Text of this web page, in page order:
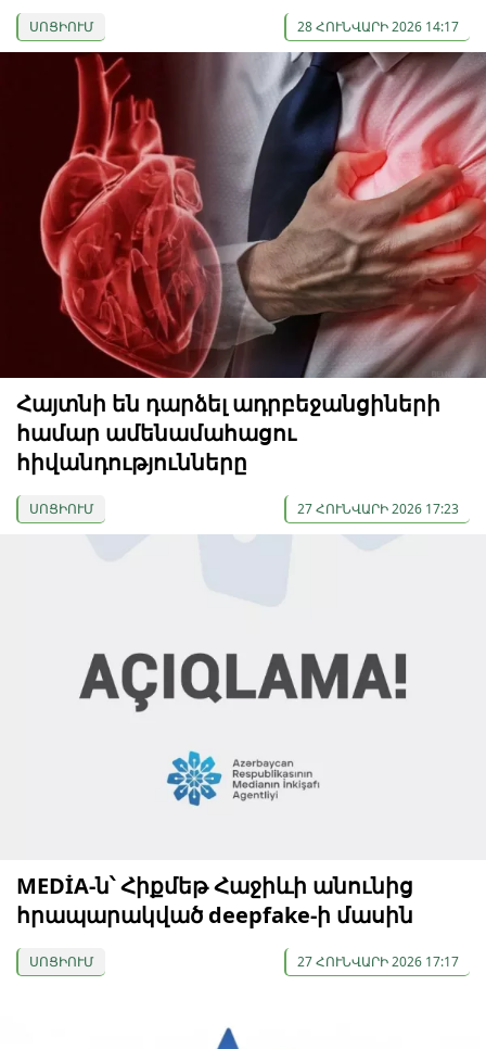
ՍՈՑԻՈՒՄ 28 ՀՈՒՆՎԱՐԻ 2026 14:17
Հայտնի են դարձել ադրբեջանցիների
համար ամենամահացու
հիվանդությունները
ՍՈՑԻՈՒՄ 27 ՀՈՒՆՎԱՐԻ 2026 17:23
MEDİA-ն՝ Հիքմեթ Հաջիևի անունից
հրապարակված deepfake-ի մասին
ՍՈՑԻՈՒՄ 27 ՀՈՒՆՎԱՐԻ 2026 17:17